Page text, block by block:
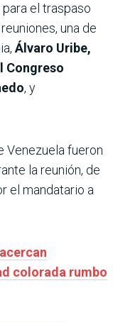
el traspaso
una de
Álvaro Uribe,
Congreso
, y
Venezuela fueron
la reunión, de
el mandatario a
colorada rumbo